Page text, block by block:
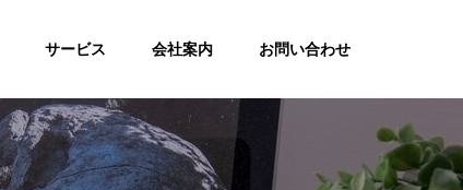
サービス 会社案内 お問い合わせ